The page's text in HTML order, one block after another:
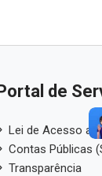
de
Lei de Acesso a
Contas Públicas
Transparência